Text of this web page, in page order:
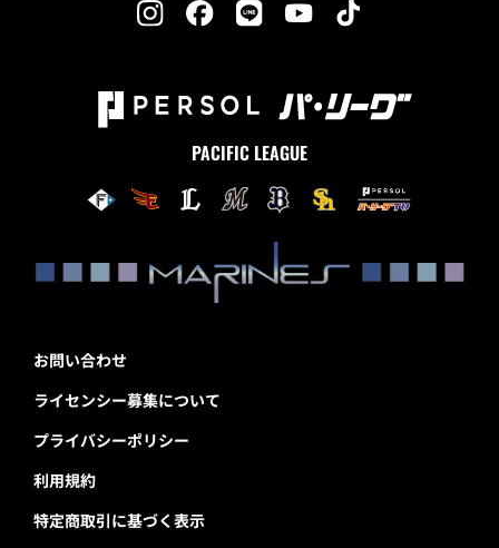
PACIFIC LEAGUE
お問い合わせ
ライセンシー募集について
プライバシーポリシー
利用規約
特定商取引に基づく表示